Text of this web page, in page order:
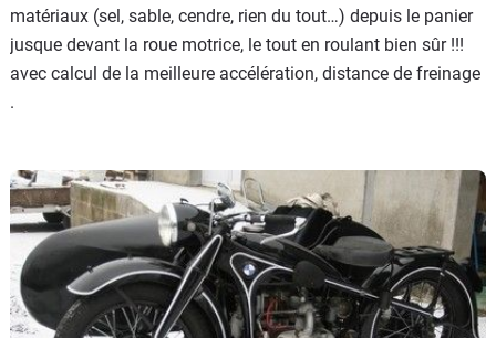
matériaux (sel, sable, cendre, rien du tout…) depuis le panier
jusque devant la roue motrice, le tout en roulant bien sûr !!!
avec calcul de la meilleure accélération, distance de freinage
.